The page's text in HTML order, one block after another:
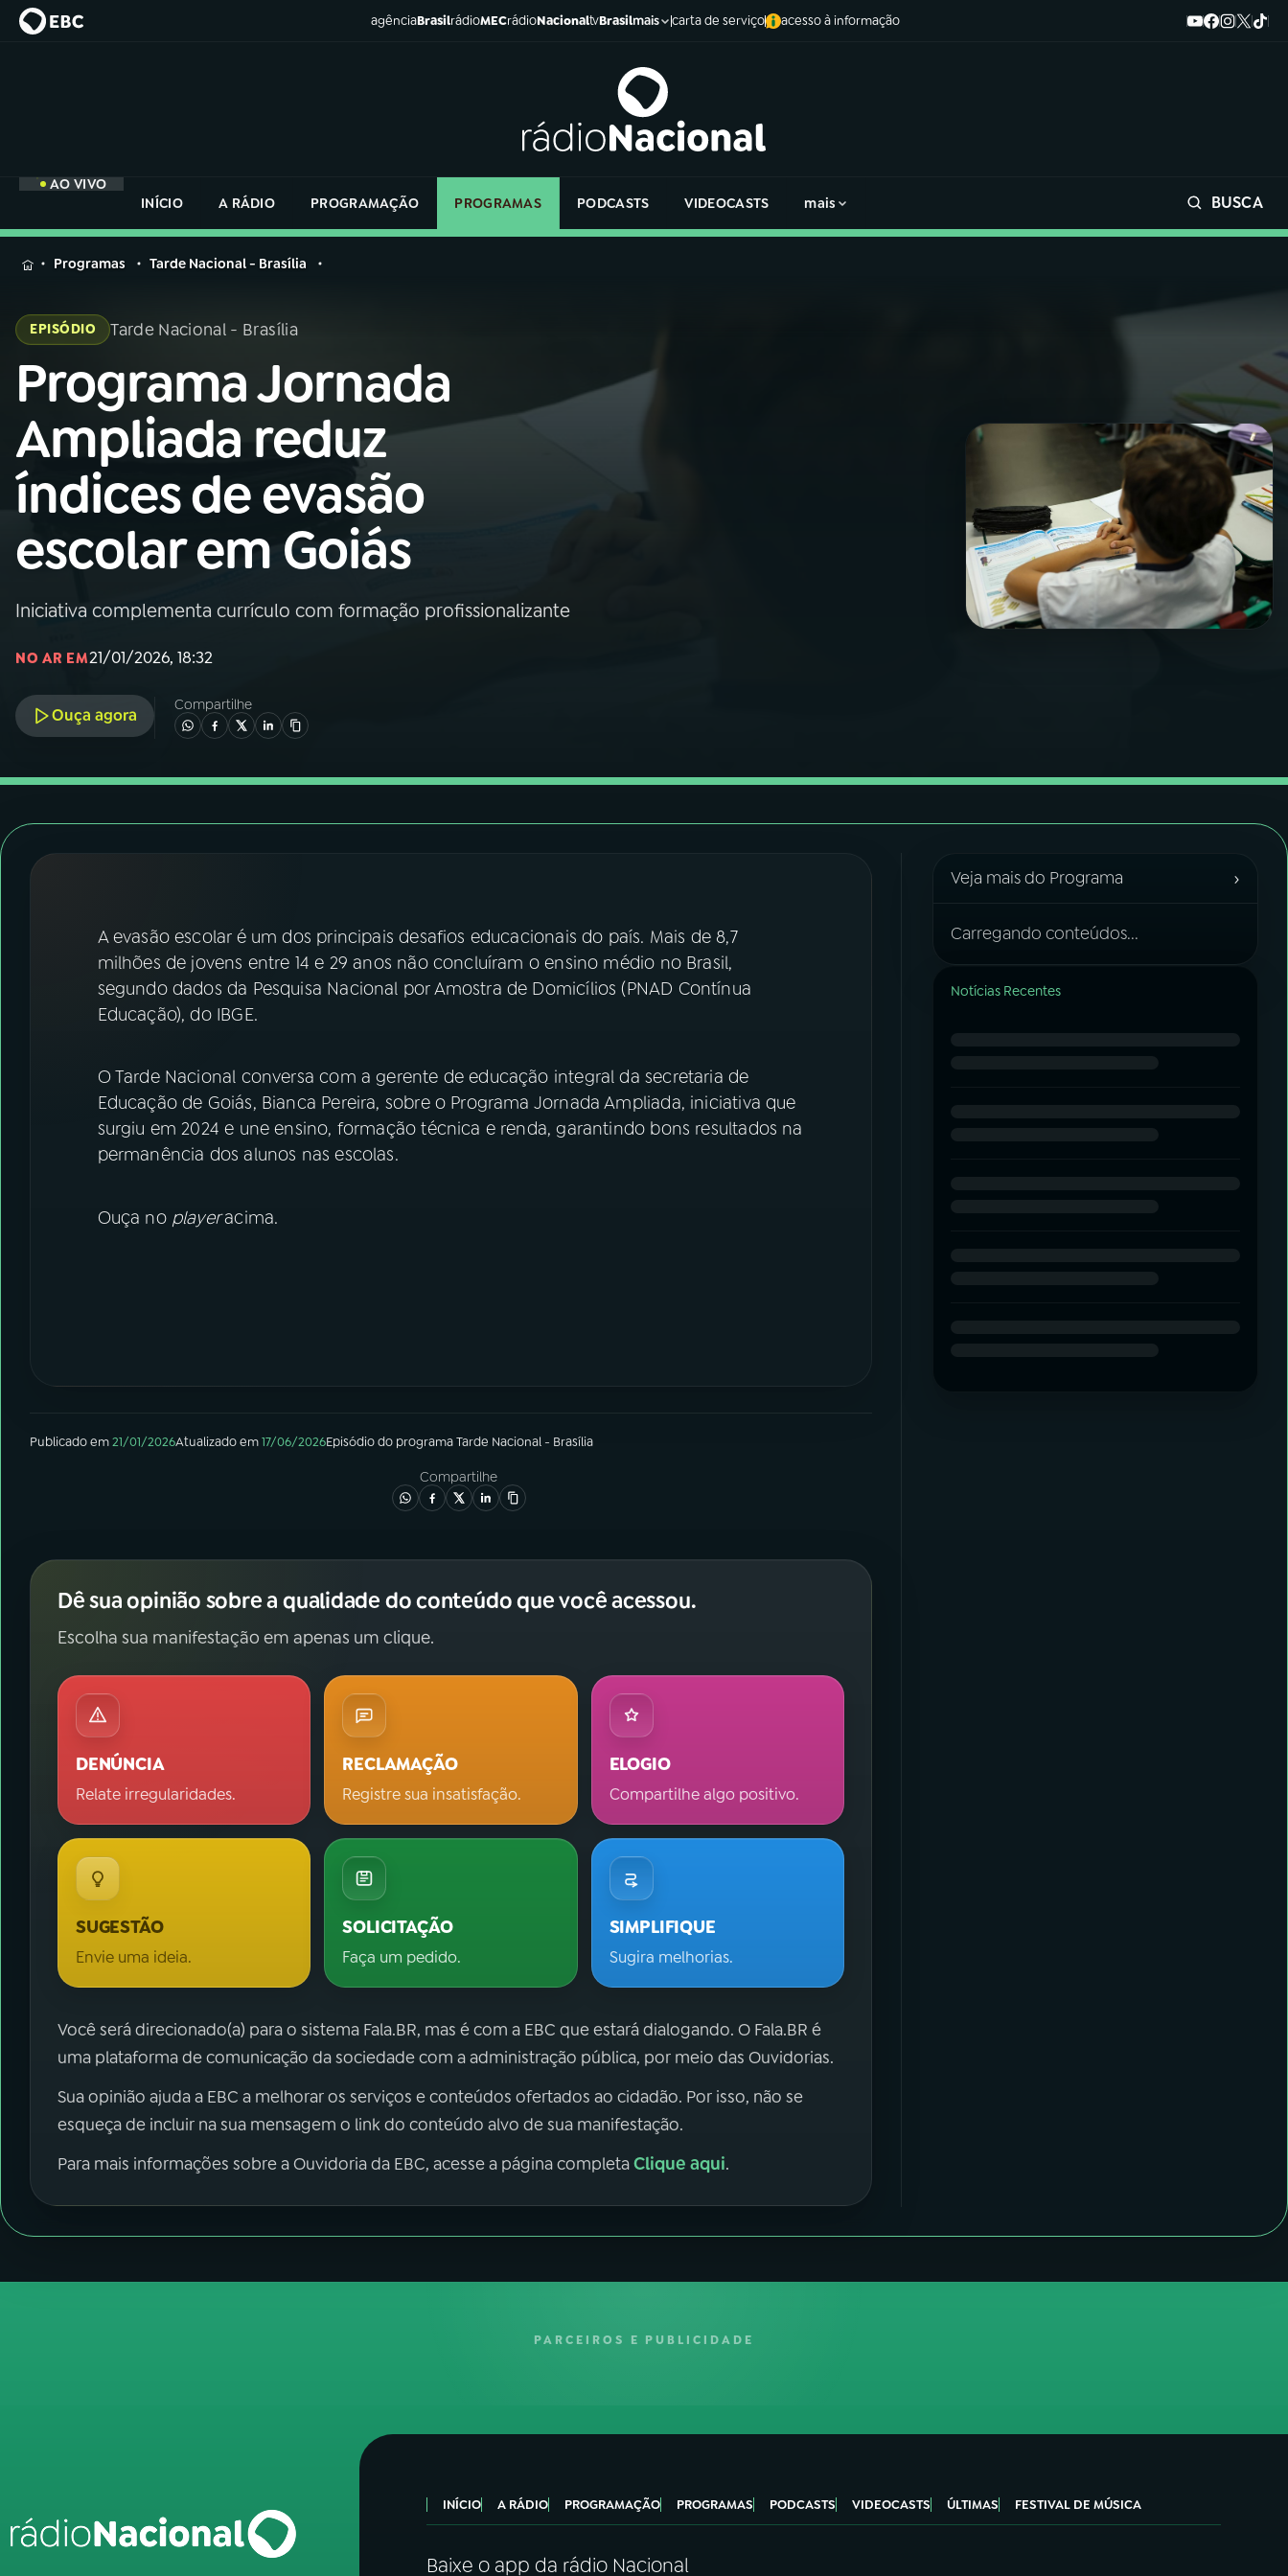
agênciaBrasilrádioMECrádioNacionaltvBrasilmais carta de serviço acesso à informação
AO VIVO
INÍCIO
A RÁDIO PROGRAMAÇÃO PROGRAMAS PODCASTS VIDEOCASTS mais BUSCA
MENU
Buscar
na
Rádio
Nacional
AO VIVO
01INÍCIO
02A RÁDIO
03PROGRAMAÇÃO
05PODCASTS
FESTIVAL DE MÚSICA
ACOMPANHE A RÁDIO NACIONAL
Instagram
na
Rádio
Programas Tarde Nacional - Brasília
EPISÓDIO Tarde Nacional - Brasília
Programa Jornada
Ampliada reduz
índices de evasão
escolar em Goiás
Iniciativa complementa currículo com formação profissionalizante
NO AR EM21/01/2026, 18:32
Ouça agora
Compartilhe
A evasão escolar é um dos principais desafios educacionais do país. Mais de 8,7
milhões de jovens entre 14 e 29 anos não concluíram o ensino médio no Brasil,
segundo dados da Pesquisa Nacional por Amostra de Domicílios (PNAD Contínua
Educação), do IBGE.
O Tarde Nacional conversa com a gerente de educação integral da secretaria de
Educação de Goiás, Bianca Pereira, sobre o Programa Jornada Ampliada, iniciativa que
surgiu em 2024 e une ensino, formação técnica e renda, garantindo bons resultados na
permanência dos alunos nas escolas.
Ouça no playeracima.
Publicado em21/01/2026Atualizado em17/06/2026Episódiodo programaTarde Nacional - Brasília
Compartilhe
Dê sua opinião sobre a qualidade do conteúdo que você acessou.
Escolha sua manifestação em apenas um clique.
DENÚNCIA
Relate irregularidades.
RECLAMAÇÃO
Registre sua insatisfação.
ELOGIO
Compartilhe algo positivo.
SUGESTÃO
Envie uma ideia.
SOLICITAÇÃO
Faça um pedido.
SIMPLIFIQUE
Sugira melhorias.
Você será direcionado(a) para o sistema Fala.BR, mas é com a EBC que estará dialogando. O Fala.BR é
uma plataforma de comunicação da sociedade com a administração pública, por meio das Ouvidorias.
Sua opinião ajuda a EBC a melhorar os serviços e conteúdos ofertados ao cidadão. Por isso, não se
esqueça de incluir na sua mensagem o link do conteúdo alvo de sua manifestação.
Para mais informações sobre a Ouvidoria da EBC, acesse a página completaClique aqui.
Veja mais do Programa ›
Carregando conteúdos...
Notícias Recentes
PARCEIROS E PUBLICIDADE
INÍCIO A RÁDIO PROGRAMAÇÃO PROGRAMAS PODCASTS VIDEOCASTS ÚLTIMAS FESTIVAL DE MÚSICA
Baixe o app da rádio Nacional